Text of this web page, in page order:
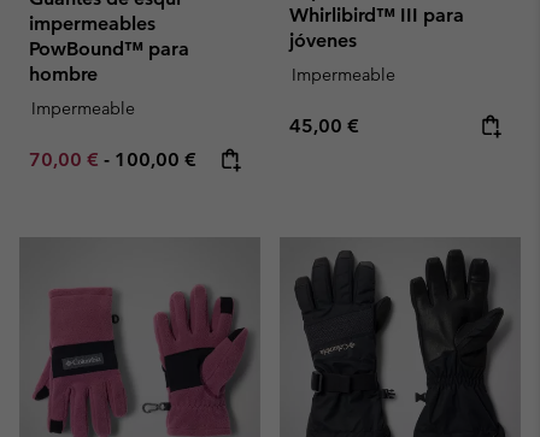
impermeables
PowBound™ para
hombre
Impermeable
Minimum sale price:
70,00 € - Maximum price:
100,00 €
Whirlibird™ III para
jóvenes
Impermeable
Regular price:
45,00 €